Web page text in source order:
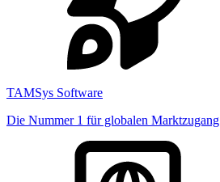
TAMSys Software
Die Nummer 1 für globalen Marktzugang